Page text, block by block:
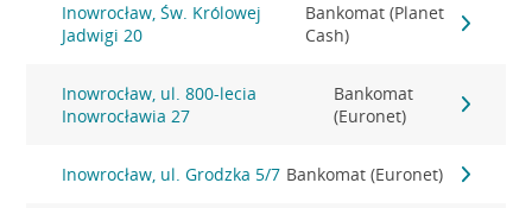
Inowrocław, Św. Królowej
Jadwigi 20
Bankomat (Planet
Cash)
Inowrocław, ul. 800-lecia
Inowrocławia 27
Bankomat
(Euronet)
Inowrocław, ul. Grodzka 5/7 Bankomat (Euronet)